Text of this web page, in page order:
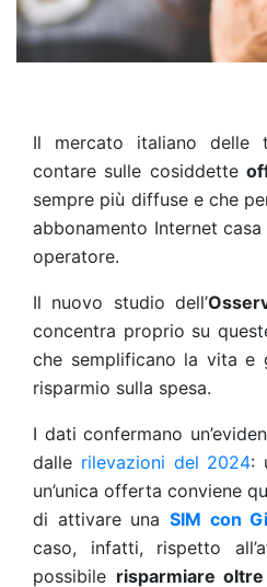
Il mercato italiano delle
contare sulle cosiddette
sempre più diffuse e che
abbonamento Internet
operatore.
Il nuovo studio dell’
concentra proprio su
che semplificano la vita e
risparmio sulla spesa.
I dati confermano
dalle rilevazioni del 2024:
un’unica offerta conviene
di attivare una SIM con
caso, infatti, rispetto
possibile risparmiare